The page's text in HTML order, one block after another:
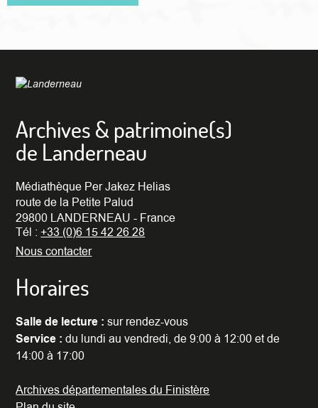
Archives & patrimoine(s)
de Landerneau
Médiathèque Per Jakez Helias
route de la Petite Palud
29800 LANDERNEAU - France
Tél :+33 (0)6 15 42 26 28
Nous contacter
Horaires
Salle de lecture : sur rendez-vous
Service : du lundi au vendredi, de 9:00 à 12:00 et de
14:00 à 17:00
Archives départementales du Finistère